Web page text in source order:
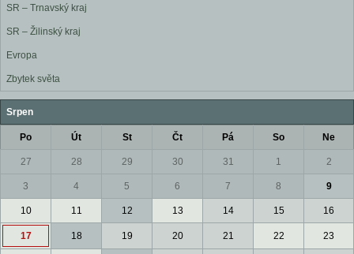
SR – Trnavský kraj
SR – Žilinský kraj
Evropa
Zbytek světa
Srpen
Po Út St Čt Pá So Ne
27 28 29 30 31 1 2
3 4 5 6 7 8 9
10 11 12 13 14 15 16
17 18 19 20 21 22 23